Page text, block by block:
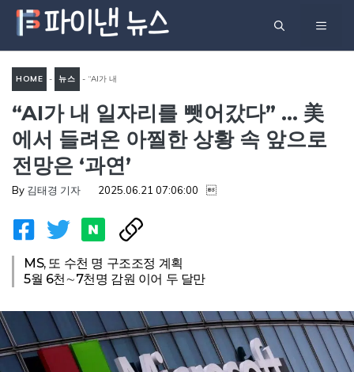
츠
메
HOME - 뉴스 - “AI가 내
일자리를 뺏어갔다” … 美에서
들려온 아찔한 상황 속 앞으로
전망은 ‘과연’
“AI가 내 일자리를 뺏어갔다” … 美
에서 들려온 아찔한 상황 속 앞으로
전망은 ‘과연’
By 김태경 기자 2025.06.21 07:06:00 
MS, 또 수천 명 구조조정 계획
5월 6천∼7천명 감원 이어 두 달만